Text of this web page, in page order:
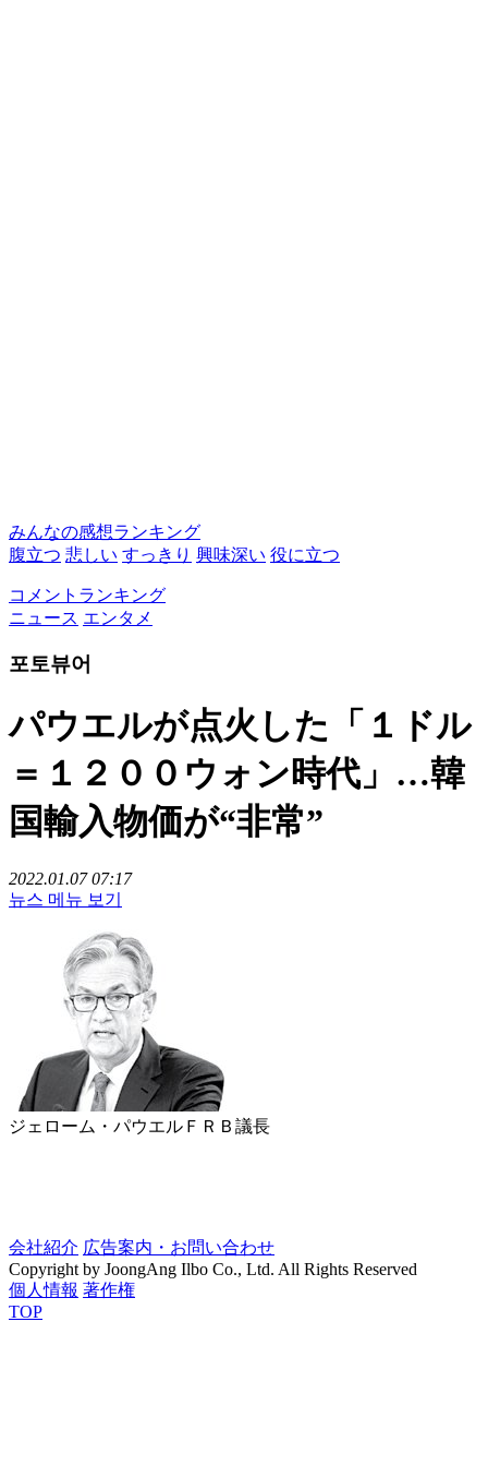
みんなの感想ランキング
腹立つ 悲しい すっきり 興味深い 役に立つ
コメントランキング
ニュース エンタメ
포토뷰어
パウエルが点火した「１ドル
＝１２００ウォン時代」…韓
国輸入物価が“非常”
2022.01.07 07:17
뉴스 메뉴 보기
ジェローム・パウエルＦＲＢ議長
会社紹介 広告案内・お問い合わせ
Copyright by JoongAng Ilbo Co., Ltd. All Rights Reserved
個人情報 著作権
TOP